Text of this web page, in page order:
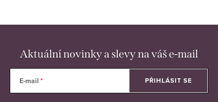
Aktuální novinky a slevy na váš e-mail
E-mail PŘIHLÁSIT SE